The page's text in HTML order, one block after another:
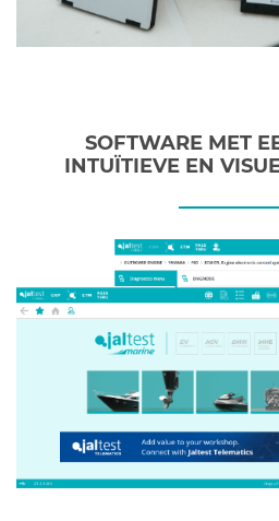
SOFTWARE MET
INTUÏTIEVE EN